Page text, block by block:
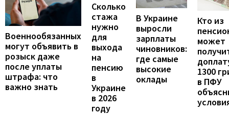
Военнообязанных
могут объявить в
розыск даже
после уплаты
штрафа: что
важно знать
Сколько
стажа
нужно
для
выхода
на
пенсию
в
Украине
в 2026
году
В Украине
выросли
зарплаты
чиновников:
где самые
высокие
оклады
Кто из
может
1300
в ПФУ